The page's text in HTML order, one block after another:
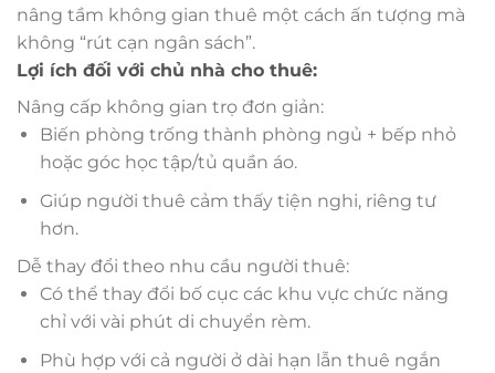
nâng tầm không gian thuê một cách ấn tượng mà
không “rút cạn ngân sách”.
Lợi ích đối với chủ nhà cho thuê:
Nâng cấp không gian trọ đơn giản:
Biến phòng trống thành phòng ngủ + bếp nhỏ
hoặc góc học tập/tủ quần áo.
Giúp người thuê cảm thấy tiện nghi, riêng tư
hơn.
Dễ thay đổi theo nhu cầu người thuê:
Có thể thay đổi bố cục các khu vực chức năng
chỉ với vài phút di chuyển rèm.
Phù hợp với cả người ở dài hạn lẫn thuê ngắn